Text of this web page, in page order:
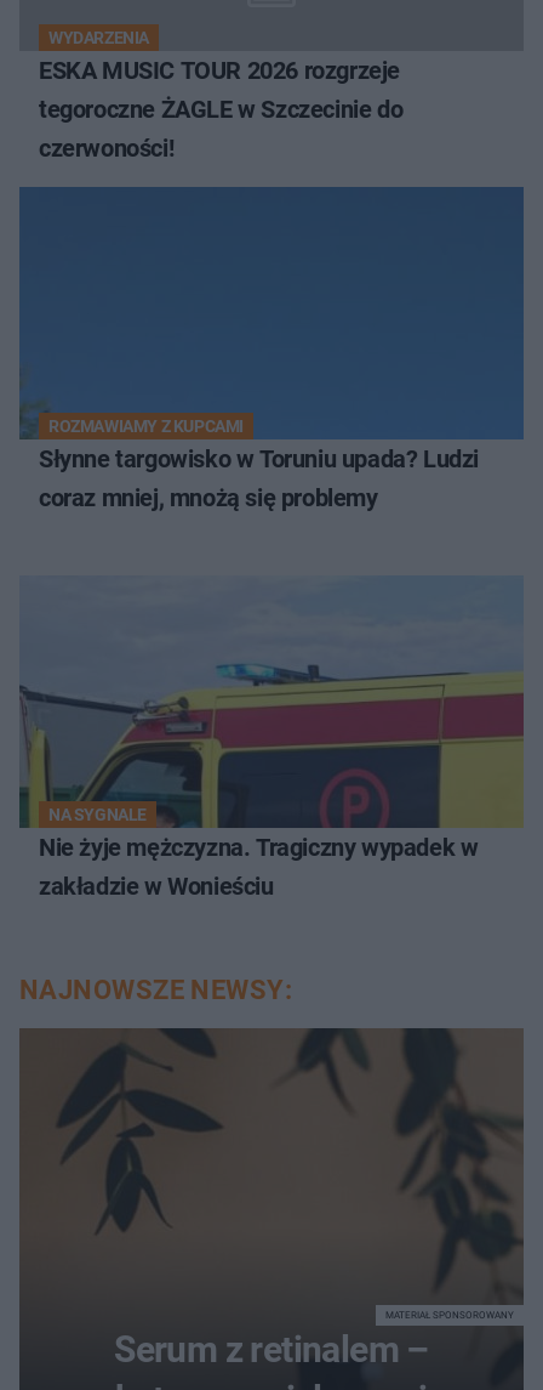
WYDARZENIA
ESKA MUSIC TOUR 2026 rozgrzeje
tegoroczne ŻAGLE w Szczecinie do
czerwoności!
ROZMAWIAMY Z KUPCAMI
Słynne targowisko w Toruniu upada? Ludzi
coraz mniej, mnożą się problemy
NA SYGNALE
Nie żyje mężczyzna. Tragiczny wypadek w
zakładzie w Wonieściu
NAJNOWSZE NEWSY:
Serum z retinalem –
MATERIAŁ SPONSOROWANY